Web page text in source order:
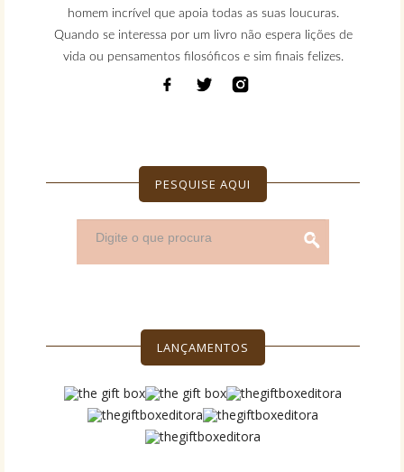
homem incrível que apoia todas as suas loucuras.
Quando se interessa por um livro não espera lições de
vida ou pensamentos filosóficos e sim finais felizes.
PESQUISE AQUI
LANÇAMENTOS